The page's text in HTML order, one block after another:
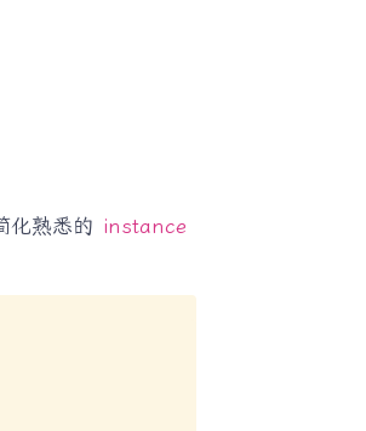
化熟悉的 instance